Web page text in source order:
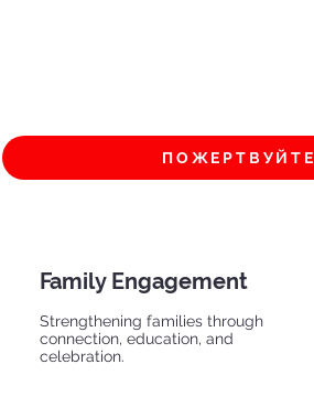
ПОЖЕРТВУЙТЕ
Family Engagement
Strengthening families through
connection, education, and
celebration.